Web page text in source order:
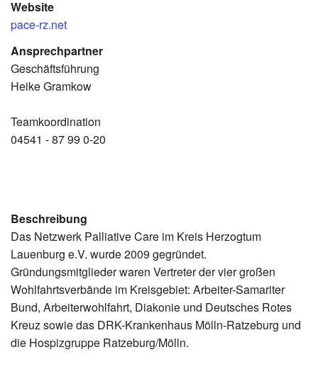
Website
pace-rz.net
Ansprechpartner
Geschäftsführung
Heike Gramkow
Teamkoordination
04541 - 87 99 0-20
Beschreibung
Das Netzwerk Palliative Care im Kreis Herzogtum
Lauenburg e.V. wurde 2009 gegründet.
Gründungsmitglieder waren Vertreter der vier großen
Wohlfahrtsverbände im Kreisgebiet: Arbeiter-Samariter
Bund, Arbeiterwohlfahrt, Diakonie und Deutsches Rotes
Kreuz sowie das DRK-Krankenhaus Mölln-Ratzeburg und
die Hospizgruppe Ratzeburg/Mölln.